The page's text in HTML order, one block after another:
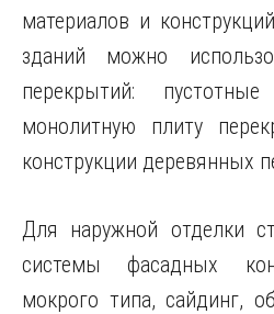
материалов и
зданий можно
перекрытий:
монолитную плиту
конструкции деревянных
Для наружной отделки
системы фасадных
мокрого типа, сайдинг,